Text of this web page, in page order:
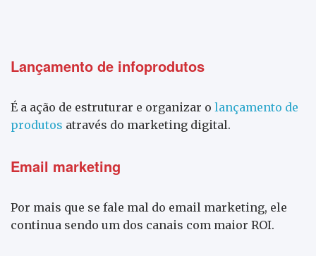
Lançamento de infoprodutos
É a ação de estruturar e organizar o lançamento de
produtos através do marketing digital.
Email marketing
Por mais que se fale mal do email marketing, ele
continua sendo um dos canais com maior ROI.